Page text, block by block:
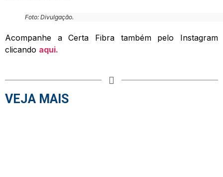
Foto: Divulgação.
Acompanhe a Certa Fibra também pelo Instagram
clicando aqui.
VEJA MAIS